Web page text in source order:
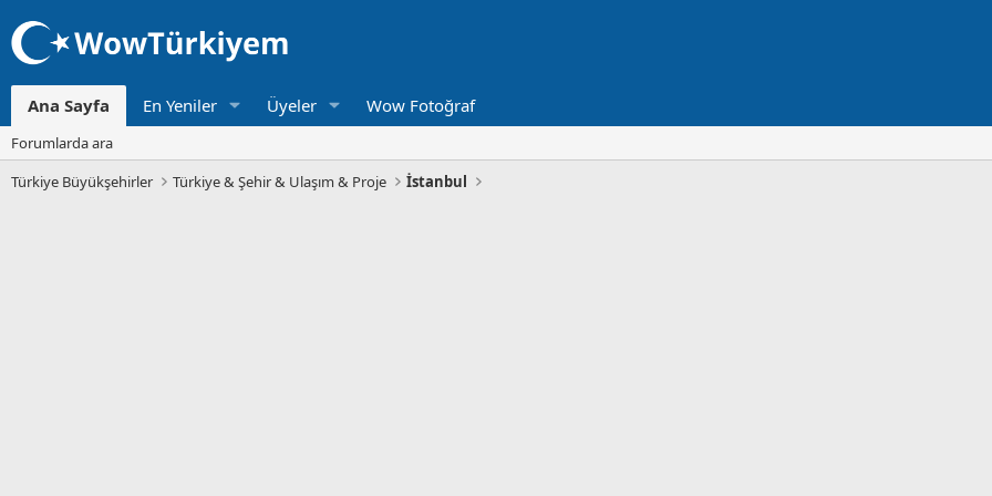
Ana Sayfa En Yeniler Üyeler Wow Fotoğraf
Forumlarda ara
Türkiye Büyükşehirler
Türkiye & Şehir & Ulaşım & Proje İstanbul